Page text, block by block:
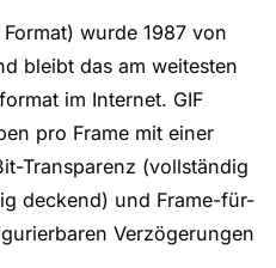
wurde 1987 von
bleibt das am weitesten
im Internet. GIF
pro Frame mit einer
Transparenz (vollständig
deckend) und Frame-für-
Verzögerungen